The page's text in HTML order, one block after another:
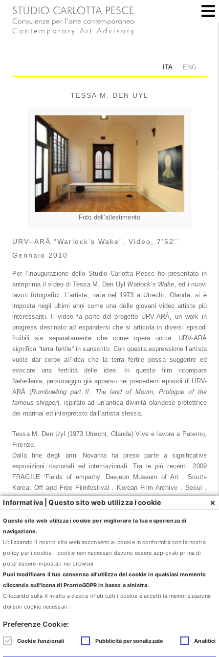
ITA ENG
TESSA M. DEN UYL
Foto dell’allestimento
URV–ARÂ “Warlock’s Wake”. Video, 7’52’’
Gennaio 2010
Per l’inaugurazione dello Studio Carlotta Pesce ho presentato in
anteprima il video di Tessa M. Den Uyl Warlock’s Wake, ed i nuovi
lavori fotografici. L’artista, nata nel 1973 a Utrecht, Olanda, si è
imposta negli ultimi anni come una delle giovani video artiste più
interessanti. Il video fa parte del progetto URV-ARÂ, un work in
progress destinato ad espandersi che si articola in diversi episodi
fruibili sia separatamente che come opera unica. URV-ARÂ
significa “terra fertile“ in sanscrito. Con questa espressione l’artista
vuole dar corpo all’idea che la terra fertile possa suggerire ed
evocare una fertilità delle idee. In questo film ricompare
Nehellenia, personaggio già apparso nei precedenti episodi di URV-
ARÂ (Rumbowling part II, The land of Mourn, Prologue of the
famous shipper), ispirato ad un’antica divinità olandese protettrice
dei marinai ed interpretato dall’artista stessa.
Tessa M. Den Uyl (1973 Utrecht, Olanda) Vive e lavora a Paterno,
Firenze.
Dalla fine degli anni Novanta ha preso parte a significative
esposizioni nazionali ed internazionali. Tra le più recenti: 2009
FRAGILE ‘Fields of empathy. Daejeon Museum of Art . South-
Korea; Off and Free Filmfestival . Korean Film Archive . Seoul .
South Korea; Incontri 2 . L’accademia d’Ungaria Palazzo
Falconieri. Rome; 2008. Voyage sentimental . Biennale di Poznan .
Poland; The bearable lightness of being – the metaphor of space.
Palazzo Pesaro Papavava . Biennale for Architecture . Venice ;
Micro – narratives, Tentation des petites réalités. Musee d’art
Moderne . St. Etienne . France; 2007, 48 th October Salon –
Temptation of small realities – micro communities. Belgrade .
Serbia; Spazio.Tempo territori della mente . Fortezza da Basso .
Firenze; 2006 URV-ARÂ . La Perla per l’arte contemporanea .
Lugano . Swiss; Il diavolo del focolare. Triennale . Milano; Giardino
– Luoghi della piccola realtà . PAN palazzo delle arti . Napoli .
China
Informativa | Questo sito web utilizza i cookie ×
Questo sito web utilizza i cookie per migliorare la tua esperienza di
navigazione.
Utilizzando il nostro sito web acconsenti ai cookie in conformità con la nostra
policy per i cookie. I cookie non necessari devono essere approvati prima di
poter essere impostati nel browser.
Puoi modificare il tuo consenso all'utilizzo dei cookie in qualsiasi momento
cliccando sull'icona di ProntoGDPR in basso a sinistra.
Cliccando sulla X in alto a destra rifiuti tutti i cookie e accetti la memorizzazione
dei soli cookie necessari.
Preferenze Cookie:
Cookie funzionali Pubblicità personalizzate Analitici